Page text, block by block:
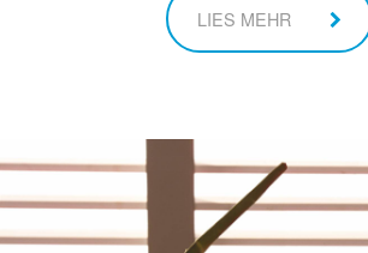
LIES MEHR